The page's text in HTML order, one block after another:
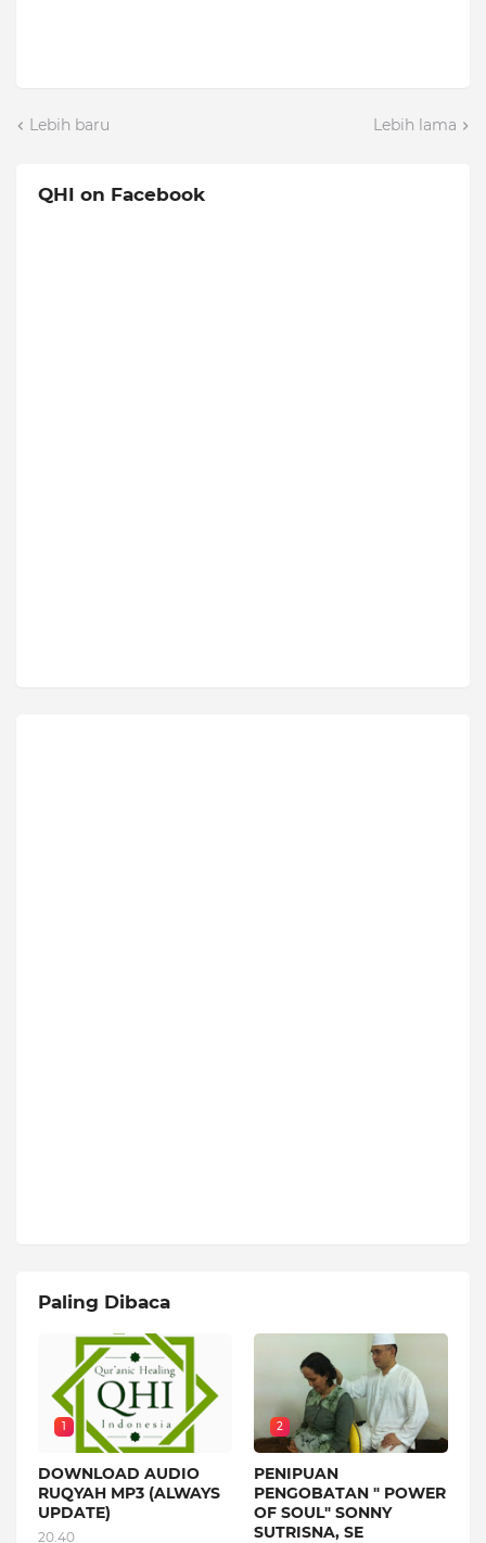
Lebih baru Lebih lama
QHI on Facebook
Paling Dibaca
1
DOWNLOAD AUDIO
RUQYAH MP3 (ALWAYS
UPDATE)
20.40
2
PENIPUAN
PENGOBATAN " POWER
OF SOUL" SONNY
SUTRISNA, SE